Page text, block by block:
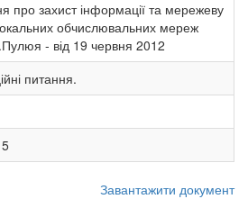
про захист інформації та мережеву
обчислювальних мереж
- від 19 червня 2012
питання.
Завантажити документ